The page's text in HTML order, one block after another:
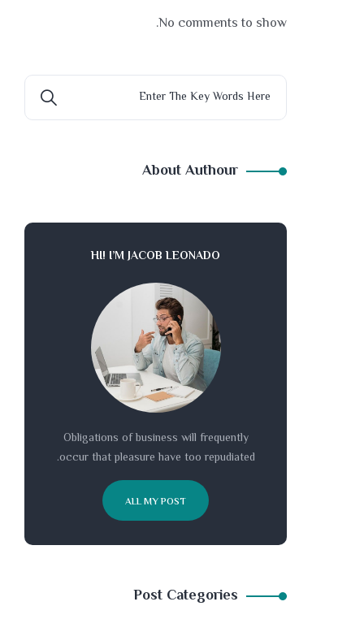
No comments to show.
About Authour
HI! I’M JACOB LEONADO
Obligations of business will frequently
occur that pleasure have too repudiated.
ALL MY POST
Post Categories